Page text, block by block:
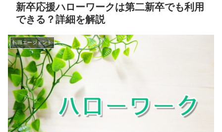
新卒応援ハローワークは第二新卒でも利用
できる？詳細を解説
転職エージェント